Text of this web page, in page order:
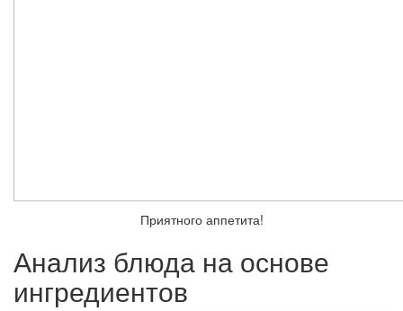
Приятного аппетита!
Анализ блюда на основе
ингредиентов